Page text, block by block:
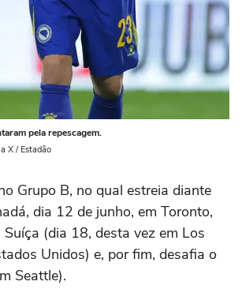
pela repescagem.
X / Estadão
Grupo B, no qual estreia diante
dia 12 de junho, em Toronto,
(dia 18, desta vez em Los
Unidos) e, por fim, desafia o
Seattle).